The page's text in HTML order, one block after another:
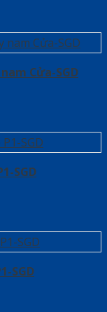
Cửa-SGD
SGD
SGD